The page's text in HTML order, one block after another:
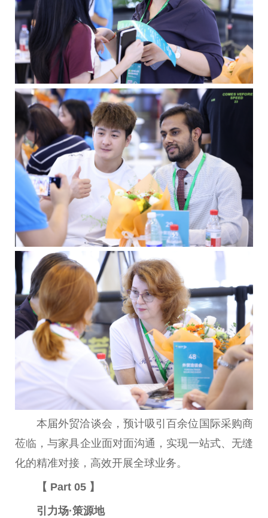
本届外贸洽谈会，预计吸引百余位国际采购商
莅临，与家具企业面对面沟通，实现一站式、无缝
化的精准对接，高效开展全球业务。
【 Part 05 】
引力场·策源地